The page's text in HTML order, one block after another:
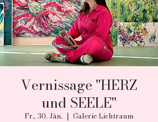
Vernissage "HERZ
und SEELE"
Fr., 30. Jän.
  |
Galerie Lichtraum